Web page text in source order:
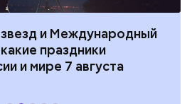
и Международный
праздники
и мире 7 августа